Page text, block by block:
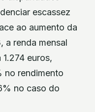
escassez
ao aumento da
a renda mensal
1.274 euros,
no rendimento
no caso do